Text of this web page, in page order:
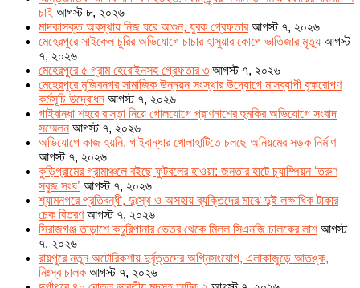
চাই আগস্ট ৮, ২০২৬
মাদকাসক্ত অবস্থায় নিজ ঘরে আগুন, যুবক গ্রেফতার আগস্ট ৭, ২০২৬
মেহেরপুরে সাইকেল চুরির অভিযোগে চাচার হাসুয়ার কোপে ভাতিজার মৃত্যু আগস্ট
৭, ২০২৬
মেহেরপুরে ৫ গ্রাম হেরোইনসহ গ্রেফতার ৩ আগস্ট ৭, ২০২৬
মেহেরপুরে মুজিবনগর সামাজিক উন্নয়ন সংস্থার উদ্যোগে মাসব্যাপী বৃক্ষরোপণ
কর্মসূচি উদ্বোধন আগস্ট ৭, ২০২৬
গাইবান্ধা শহরে রাস্তা নিয়ে গোলযোগে প্রাণনাশের হুমকির অভিযোগে সংবাদ
সম্মেলন আগস্ট ৭, ২০২৬
অভিযোগে কাজ হয়নি, গাইবান্ধার খোলাহাটিতে চলছে অনিয়মের সড়ক নির্মাণ
আগস্ট ৭, ২০২৬
কুড়িগ্রামের গ্রামাঞ্চলে বইছে ফুটবলের হাওয়া: জনতার হাটে চ্যাম্পিয়ন ‘তরুণ
সবুজ সংঘ’ আগস্ট ৭, ২০২৬
শ্যামনগরে প্রতিবন্ধী, দুঃস্থ ও অসহায় ব্যক্তিদের মাঝে দুই লক্ষাধিক টাকার
চেক বিতরণ আগস্ট ৭, ২০২৬
সিরাজগঞ্জ তাড়াশে কচুরিপানার ভেতর থেকে মিলল সিএনজি চালকের লাশ আগস্ট
৭, ২০২৬
রায়পুরে নতুন অটোরিকশায় দুর্বৃত্তদের অগ্নিসংযোগ, এলাকাজুড়ে আতঙ্ক,
নিঃস্ব চালক আগস্ট ৭, ২০২৬